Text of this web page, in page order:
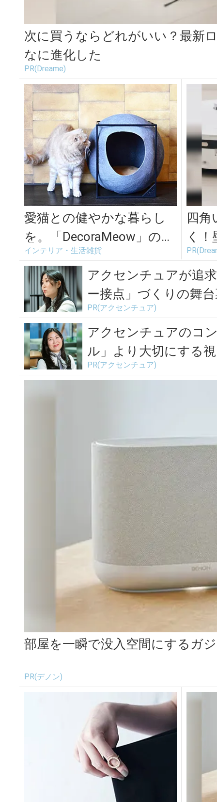
次に買うならどれがいい？最新
なに進化した
PR(Dreame)
愛猫との健やかな暮らし
を。「DecoraMeow」のお
しゃれで機能的なネコ用
グッ...
インテリア・生活雑貨
四角
く
ける
アクセンチュアが追
ー接点」づくりの舞
PR(アクセンチュア)
アクセンチュアのコ
ル」より大切にする
PR(アクセンチュア)
部屋を一瞬で没入空間にするガ
PR(デノン)